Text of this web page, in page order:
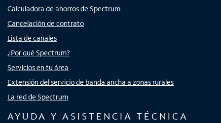
Calculadora de ahorros de Spectrum
Cancelación de contrato
Lista de canales
¿Por qué Spectrum?
Servicios en tu área
Extensión del servicio de banda ancha a zonas rurales
La red de Spectrum
AYUDA Y ASISTENCIA TÉCNICA